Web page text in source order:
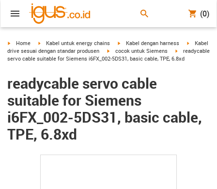
(0)
igus-icon-arrow-right
Home igus-icon-arrow-right
Kabel untuk energy chains igus-icon-arrow-right
Kabel dengan harness igus-icon-
Kabel
drive sesuai dengan standar produsen
igus-icon-arrow-right
cocok untuk Siemens igus-icon-
readycable
servo cable suitable for Siemens i6FX_002-5DS31, basic cable, TPE, 6.8xd
readycable servo cable
suitable for Siemens
i6FX_002-5DS31, basic cable,
TPE, 6.8xd